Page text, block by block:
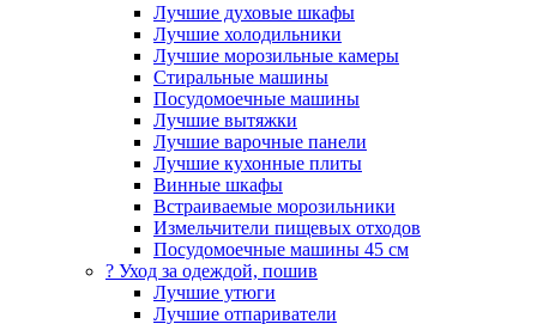
Лучшие духовые шкафы
Лучшие холодильники
Лучшие морозильные камеры
Стиральные машины
Посудомоечные машины
Лучшие вытяжки
Лучшие варочные панели
Лучшие кухонные плиты
Винные шкафы
Встраиваемые морозильники
Измельчители пищевых отходов
Посудомоечные машины 45 см
? Уход за одеждой, пошив
Лучшие утюги
Лучшие отпариватели